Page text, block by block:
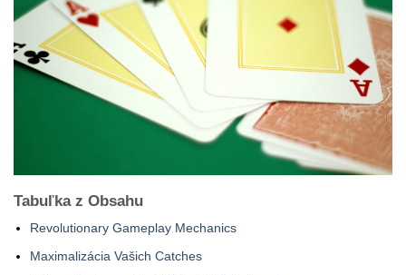
Tabuľka z Obsahu
Revolutionary Gameplay Mechanics
Maximalizácia Vašich Catches